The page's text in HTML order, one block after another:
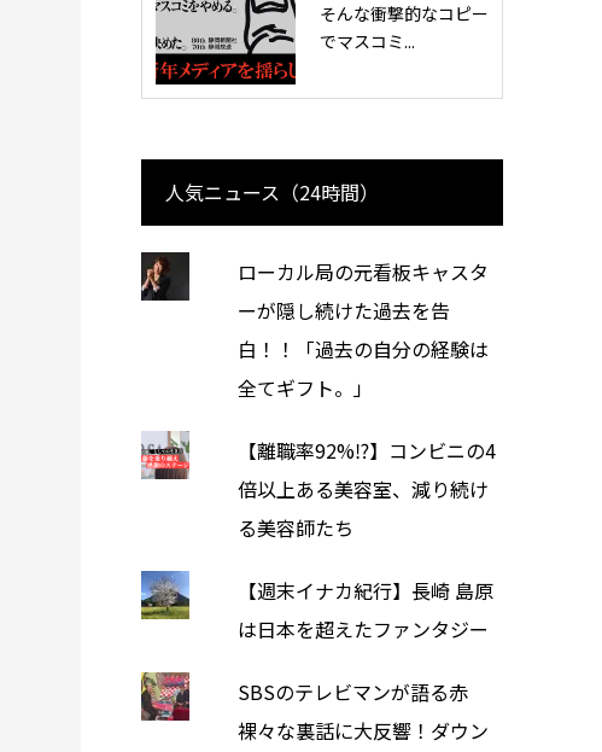
そんな衝撃的なコピー
でマスコミ...
人気ニュース（24時間）
ローカル局の元看板キャスタ
ーが隠し続けた過去を告
白！！「過去の自分の経験は
全てギフト。」
【離職率92%⁉︎】コンビニの4
倍以上ある美容室、減り続け
る美容師たち
【週末イナカ紀行】長崎 島原
は日本を超えたファンタジー
SBSのテレビマンが語る赤
裸々な裏話に大反響！ダウン